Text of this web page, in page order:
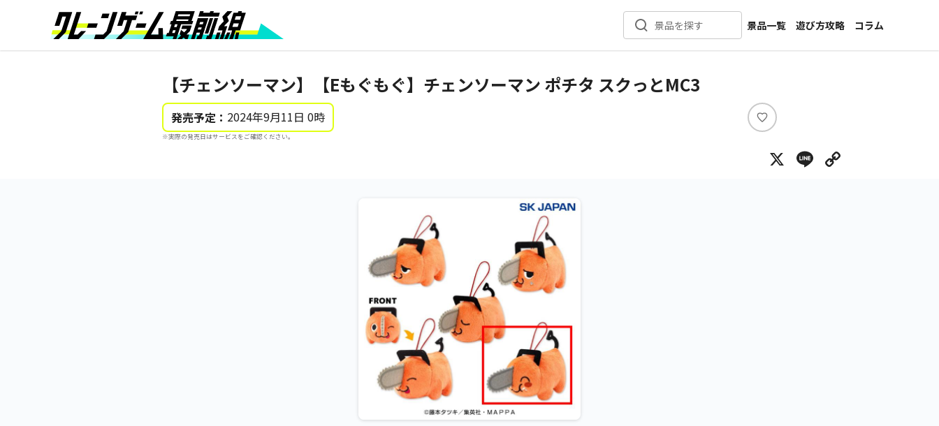
景品を探す
景品一覧
新着景品
メーカー一覧
遊び方攻略
コラム
インタビュー
【チェンソーマン】【Eもぐもぐ】チェンソーマン ポチタ スクっとMC3
発売予定： 2024年9月11日 0時
※実際の発売日はサービスをご確認ください。
い
ね
X Line